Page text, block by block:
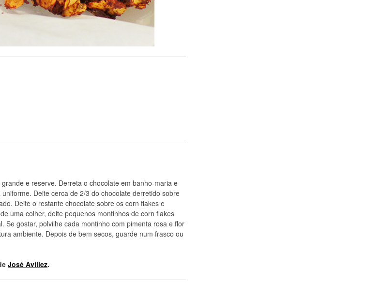
e reserve. Derreta o chocolate em banho-maria e
Deite cerca de 2/3 do chocolate derretido sobre
Deite o restante chocolate sobre os corn flakes e
uma colher, deite pequenos montinhos de corn flakes
Se gostar, polvilhe cada montinho com pimenta rosa e flor
ambiente. Depois de bem secos, guarde num frasco ou
José Avillez.